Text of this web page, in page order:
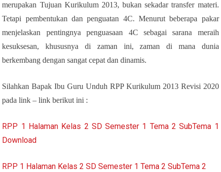
merupakan Tujuan Kurikulum 2013, bukan sekadar transfer materi.
Tetapi pembentukan dan penguatan 4C. Menurut beberapa pakar
menjelaskan pentingnya penguasaan 4C sebagai sarana meraih
kesuksesan, khususnya di zaman ini, zaman di mana dunia
berkembang dengan sangat cepat dan dinamis.
Silahkan Bapak Ibu Guru Unduh RPP Kurikulum 2013 Revisi 2020
pada link – link berikut ini :
RPP 1 Halaman Kelas 2 SD Semester 1 Tema 2 SubTema 1
Download
RPP 1 Halaman Kelas 2 SD Semester 1 Tema 2 SubTema 2